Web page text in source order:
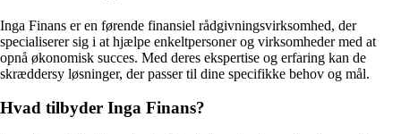
Inga Finans er en førende finansiel rådgivningsvirksomhed, der
specialiserer sig i at hjælpe enkeltpersoner og virksomheder med at
opnå økonomisk succes. Med deres ekspertise og erfaring kan de
skræddersy løsninger, der passer til dine specifikke behov og mål.
Hvad tilbyder Inga Finans?